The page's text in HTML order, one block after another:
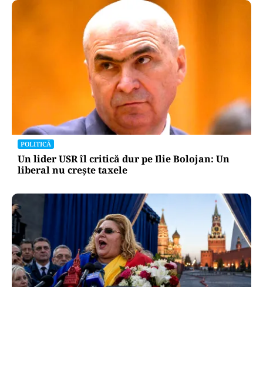
POLITICĂ
Un lider USR îl critică dur pe Ilie Bolojan: Un
liberal nu crește taxele